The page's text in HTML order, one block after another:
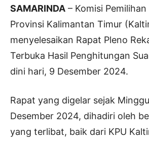
SAMARINDA – Komisi
Provinsi Kalimantan Timur
menyelesaikan Rapat Pleno
Terbuka Hasil Penghitungan
dini hari, 9 Desember 2024.
Rapat yang digelar sejak
Desember 2024, dihadiri oleh
yang terlibat, baik dari KPU